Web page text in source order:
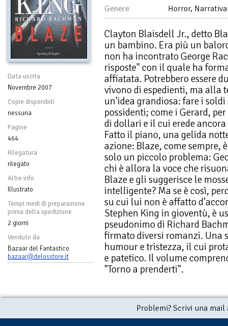
Data uscita
Novembre 2007
Copie disponibili
nessuna
Pagine
464
Rilegatura
rilegato
Altre info
Illustrato
Tempi medi di preparazione
prima della spedizione
2 giorni
Venduto da
Bazaar del Fantastico
bazaar@delosstore.it
Genere
Horror, Narrativa
Clayton Blaisdell Jr., detto
un bambino. Era più un
non ha incontrato George
risposte" con il quale ha
affiatata. Potrebbero essere
vivono di espedienti, ma alla
un'idea grandiosa: fare i
possidenti; come i Gerard,
di dollari e il cui erede
Fatto il piano, una gelida
azione: Blaze, come sempre,
solo un piccolo problema:
chi è allora la voce che
Blaze e gli suggerisce le
intelligente? Ma se è così,
su cui lui non è affatto
Stephen King in gioventù, è
pseudonimo di Richard
firmato diversi romanzi. Una
humour e tristezza, il cui
e patetico. Il volume
"Torno a prenderti".
Problemi? Scrivi una